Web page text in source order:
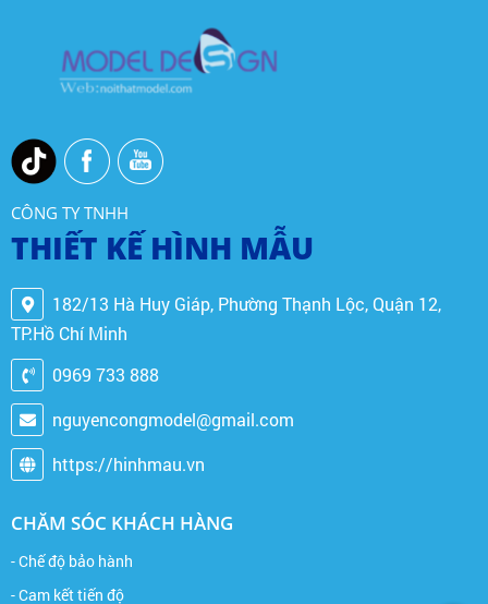
CÔNG TY TNHH
THIẾT KẾ HÌNH MẪU
182/13 Hà Huy Giáp, Phường Thạnh Lộc, Quận 12,
TP.Hồ Chí Minh
0969 733 888
nguyencongmodel@gmail.com
https://hinhmau.vn
CHĂM SÓC KHÁCH HÀNG
- Chế độ bảo hành
- Cam kết tiến độ